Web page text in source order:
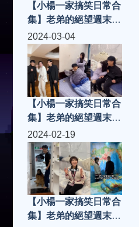
【小楊一家搞笑日常合
集】老弟的絕望週末
EP35
2024-03-04
【小楊一家搞笑日常合
集】老弟的絕望週末
EP33
2024-02-19
【小楊一家搞笑日常合
集】老弟的絕望週末